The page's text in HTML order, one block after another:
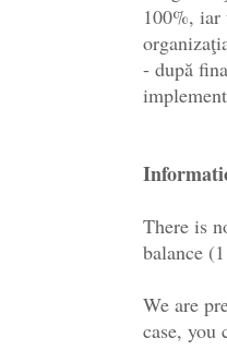
100%,
- după
There is
balance
We are
case, you